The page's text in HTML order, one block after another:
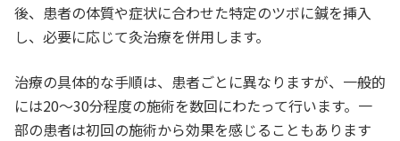
後、患者の体質や症状に合わせた特定のツボに鍼を挿入
し、必要に応じて灸治療を併用します。
治療の具体的な手順は、患者ごとに異なりますが、一般的
には20〜30分程度の施術を数回にわたって行います。一
部の患者は初回の施術から効果を感じることもあります